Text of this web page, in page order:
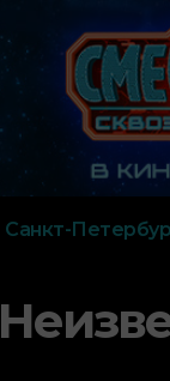
Санкт-